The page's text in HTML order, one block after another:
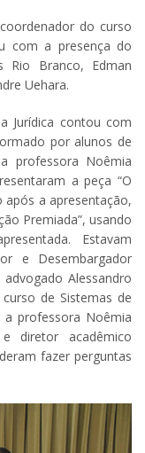
do curso
com a presença do
Rio Branco, Edman
Uehara.
Jurídica contou com
por alunos de
professora Noêmia
a peça “O
a apresentação,
Premiada”, usando
Estavam
e Desembargador
Alessandro
de Sistemas de
a professora Noêmia
diretor acadêmico
fazer perguntas